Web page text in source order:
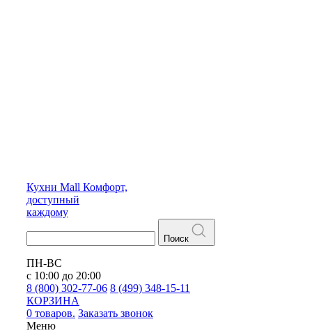
Кухни Mall Комфорт,
доступный
каждому
Поиск
ПН-ВС
с 10:00 до 20:00
8 (800) 302-77-06 8 (499) 348-15-11
КОРЗИНА
0 товаров. Заказать звонок
Меню